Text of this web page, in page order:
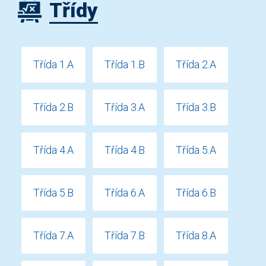
Třídy
Třída 1.A Třída 1.B Třída 2.A
Třída 2.B Třída 3.A Třída 3.B
Třída 4.A Třída 4.B Třída 5.A
Třída 5.B Třída 6.A Třída 6.B
Třída 7.A Třída 7.B Třída 8.A